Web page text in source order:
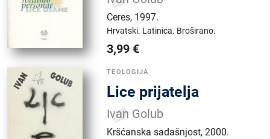
Ceres, 1997.
Hrvatski. Latinica. Broširano.
3,99 €
TEOLOGIJA
Lice prijatelja
Ivan Golub
Kršćanska sadašnjost,2000.